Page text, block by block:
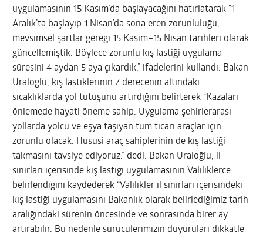
uygulamasının 15 Kasım’da başlayacağını hatırlatarak “1
Aralık’ta başlayıp 1 Nisan’da sona eren zorunluluğu,
mevsimsel şartlar gereği 15 Kasım–15 Nisan tarihleri olarak
güncellemiştik. Böylece zorunlu kış lastiği uygulama
süresini 4 aydan 5 aya çıkardık.” ifadelerini kullandı. Bakan
Uraloğlu, kış lastiklerinin 7 derecenin altındaki
sıcaklıklarda yol tutuşunu artırdığını belirterek “Kazaları
önlemede hayati öneme sahip. Uygulama şehirlerarası
yollarda yolcu ve eşya taşıyan tüm ticari araçlar için
zorunlu olacak. Hususi araç sahiplerinin de kış lastiği
takmasını tavsiye ediyoruz.” dedi. Bakan Uraloğlu, il
sınırları içerisinde kış lastiği uygulamasının Valiliklerce
belirlendiğini kaydederek “Valilikler il sınırları içerisindeki
kış lastiği uygulamasını Bakanlık olarak belirlediğimiz tarih
aralığındaki sürenin öncesinde ve sonrasında birer ay
artırabilir. Bu nedenle sürücülerimizin duyuruları dikkatle